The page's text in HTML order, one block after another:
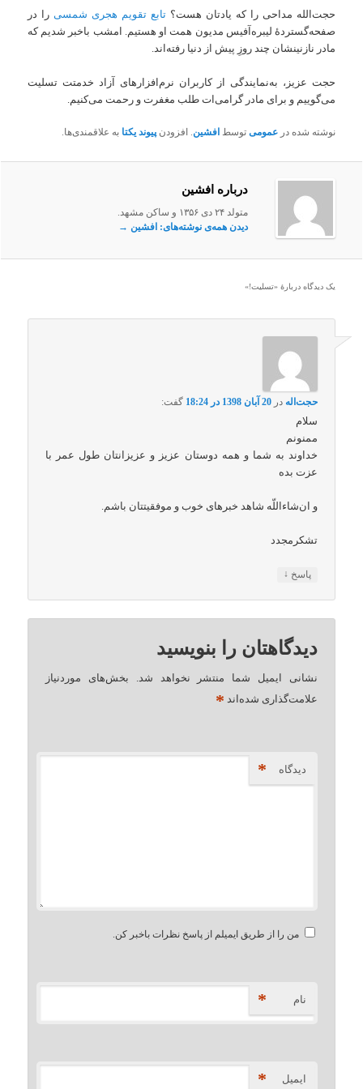
حجت‌الله مداحی را که یادتان هست؟ تابع تقویم هجری شمسی را در
صفحه‌گستردهٔ لیبره‌آفیس مدیون همت او هستیم. امشب باخبر شدیم که
مادر نازنینشان چند روزِ پیش از دنیا رفته‌اند.
حجت عزیز، به‌نمایندگی از کاربران نرم‌افزارهای آزاد خدمتت تسلیت
می‌گوییم و برای مادر گرامی‌ات طلب مغفرت و رحمت می‌کنیم.
نوشته شده درعمومی توسط افشین. افزودنپیوند یکتا به علاقمندی‌ها.
درباره افشین
متولد ۲۴ دی ۱۳۵۶ و ساکن مشهد.
دیدن همه‌ی نوشته‌های: افشین →
یک دیدگاه دربارهٔ «تسلیت!»
حجت‌اله در20 آبان 1398 در 18:24 گفت:
سلام
ممنونم
خداوند به شما و همه دوستان عزیز و عزیزانتان طول عمر با
عزت بده
و ان‌شاءاللّه شاهد خبرهای خوب و موفقیتتان باشم.
تشکرمجدد
پاسخ ↓
دیدگاهتان را بنویسید
نشانی ایمیل شما منتشر نخواهد شد.
بخش‌های موردنیاز
علامت‌گذاری شده‌اند *
دیدگاه *
من را از طریق ایمیلم از پاسخ نظرات باخبر کن.
نام *
ایمیل *